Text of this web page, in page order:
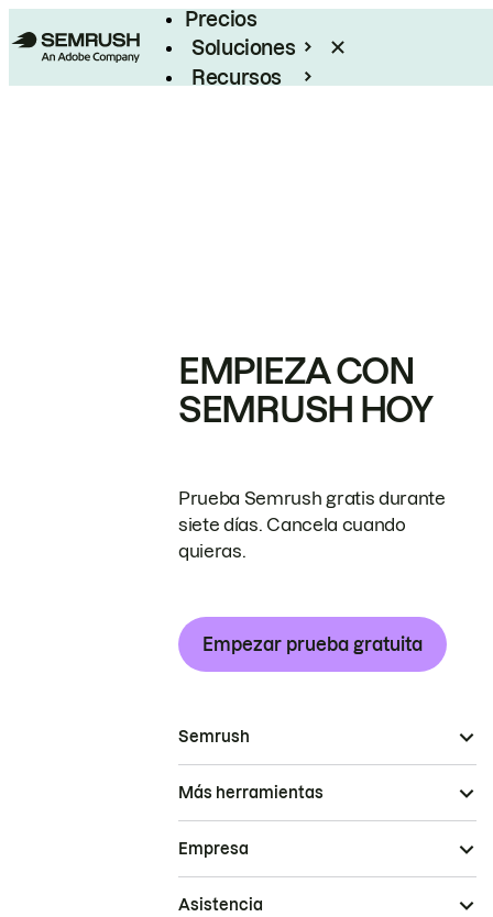
Precios
Soluciones
Recursos
EMPIEZA CON
SEMRUSH HOY
Prueba Semrush gratis durante
siete días. Cancela cuando
quieras.
Empezar prueba gratuita
Semrush
Más herramientas
Empresa
Asistencia